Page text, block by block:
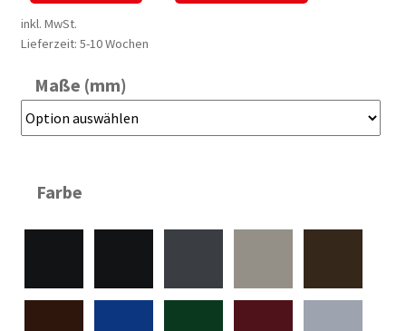
inkl. MwSt.
Lieferzeit: 5-10 Wochen
Maße (mm)
Farbe